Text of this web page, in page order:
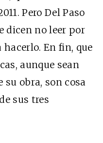
Pero Del Paso
dicen no leer por
En fin, que
aunque sean
su obra, son cosa
sus tres